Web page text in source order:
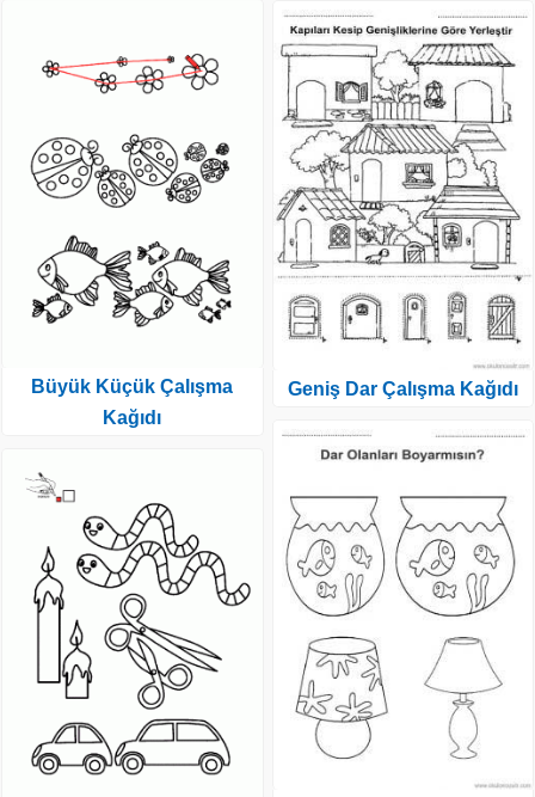
Büyük Küçük Çalışma
Kağıdı
Geniş Dar Çalışma Kağıdı